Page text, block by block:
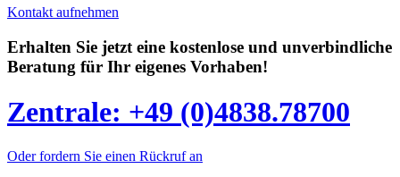
Kontakt aufnehmen
Erhalten Sie jetzt eine kostenlose und unverbindliche
Beratung für Ihr eigenes Vorhaben!
Zentrale: +49 (0)4838.78700
Oder fordern Sie einen Rückruf an